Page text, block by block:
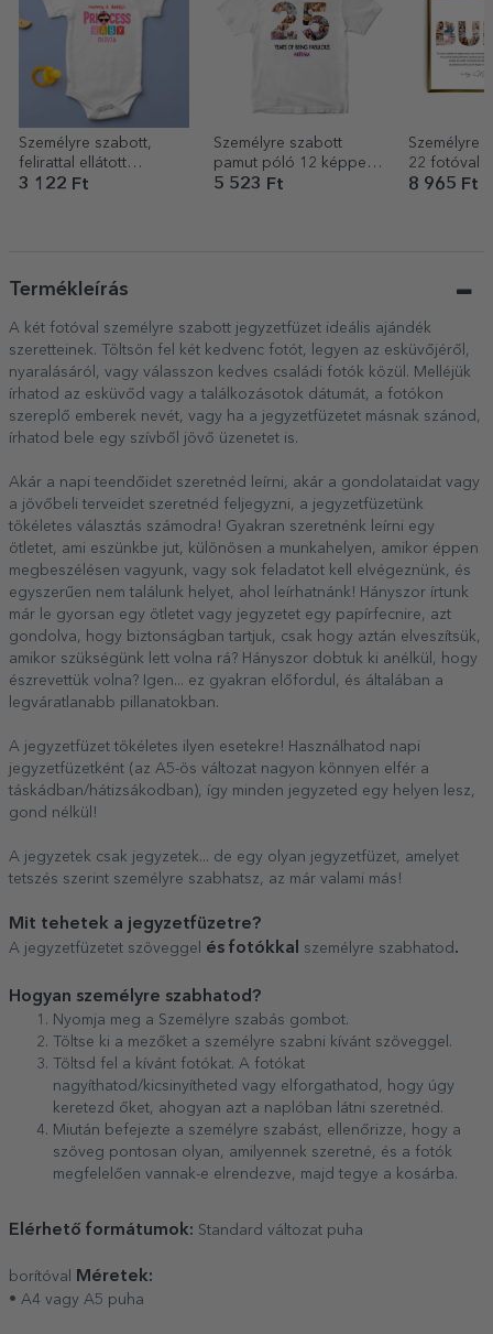
Személyre szabott,
felirattal ellátott
gyermekbody – Cool
3 122 Ft
Személyre szabott
pamut póló 12 képpel
és üzenettel – 25 éves
5 523 Ft
Személyre
22 fotóval
szöveggel –
8 965 Ft
Termékleírás
A két fotóval személyre szabott jegyzetfüzet ideális ajándék
szeretteinek. Töltsön fel két kedvenc fotót, legyen az esküvőjéről,
nyaralásáról, vagy válasszon kedves családi fotók közül. Melléjük
írhatod az esküvőd vagy a találkozásotok dátumát, a fotókon
szereplő emberek nevét, vagy ha a jegyzetfüzetet másnak szánod,
írhatod bele egy szívből jövő üzenetet is.
Akár a napi teendőidet szeretnéd leírni, akár a gondolataidat vagy
a jövőbeli terveidet szeretnéd feljegyzni, a jegyzetfüzetünk
tökéletes választás számodra! Gyakran szeretnénk leírni egy
ötletet, ami eszünkbe jut, különösen a munkahelyen, amikor éppen
megbeszélésen vagyunk, vagy sok feladatot kell elvégeznünk, és
egyszerűen nem találunk helyet, ahol leírhatnánk! Hányszor írtunk
már le gyorsan egy ötletet vagy jegyzetet egy papírfecnire, azt
gondolva, hogy biztonságban tartjuk, csak hogy aztán elveszítsük,
amikor szükségünk lett volna rá? Hányszor dobtuk ki anélkül, hogy
észrevettük volna? Igen... ez gyakran előfordul, és általában a
legváratlanabb pillanatokban.
A jegyzetfüzet tökéletes ilyen esetekre! Használhatod napi
jegyzetfüzetként (az A5-ös változat nagyon könnyen elfér a
táskádban/hátizsákodban), így minden jegyzeted egy helyen lesz,
gond nélkül!
A jegyzetek csak jegyzetek... de egy olyan jegyzetfüzet, amelyet
tetszés szerint személyre szabhatsz, az már valami más!
Mit tehetek a jegyzetfüzetre?
A jegyzetfüzetet szöveggel és fotókkal személyre szabhatod .
Hogyan személyre szabhatod?
Nyomja meg a Személyre szabás gombot.
Töltse ki a mezőket a személyre szabni kívánt szöveggel.
Töltsd fel a kívánt fotókat. A fotókat
nagyíthatod/kicsinyítheted vagy elforgathatod, hogy úgy
keretezd őket, ahogyan azt a naplóban látni szeretnéd.
Miután befejezte a személyre szabást, ellenőrizze, hogy a
szöveg pontosan olyan, amilyennek szeretné, és a fotók
megfelelően vannak-e elrendezve, majd tegye a kosárba.
Elérhető formátumok: Standard változat puha
borítóval Méretek:
• A4 vagy A5 puha